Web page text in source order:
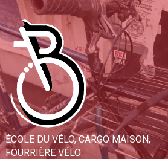
Skip
content
ÉCOLE DU VÉLO, CARGO MAISON,
FOURRIÈRE VÉLO